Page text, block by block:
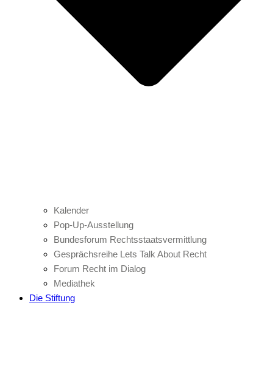
Kalender
Pop-Up-Ausstellung
Bundesforum Rechtsstaatsvermittlung
Gesprächsreihe Lets Talk About Recht
Forum Recht im Dialog
Mediathek
Die Stiftung